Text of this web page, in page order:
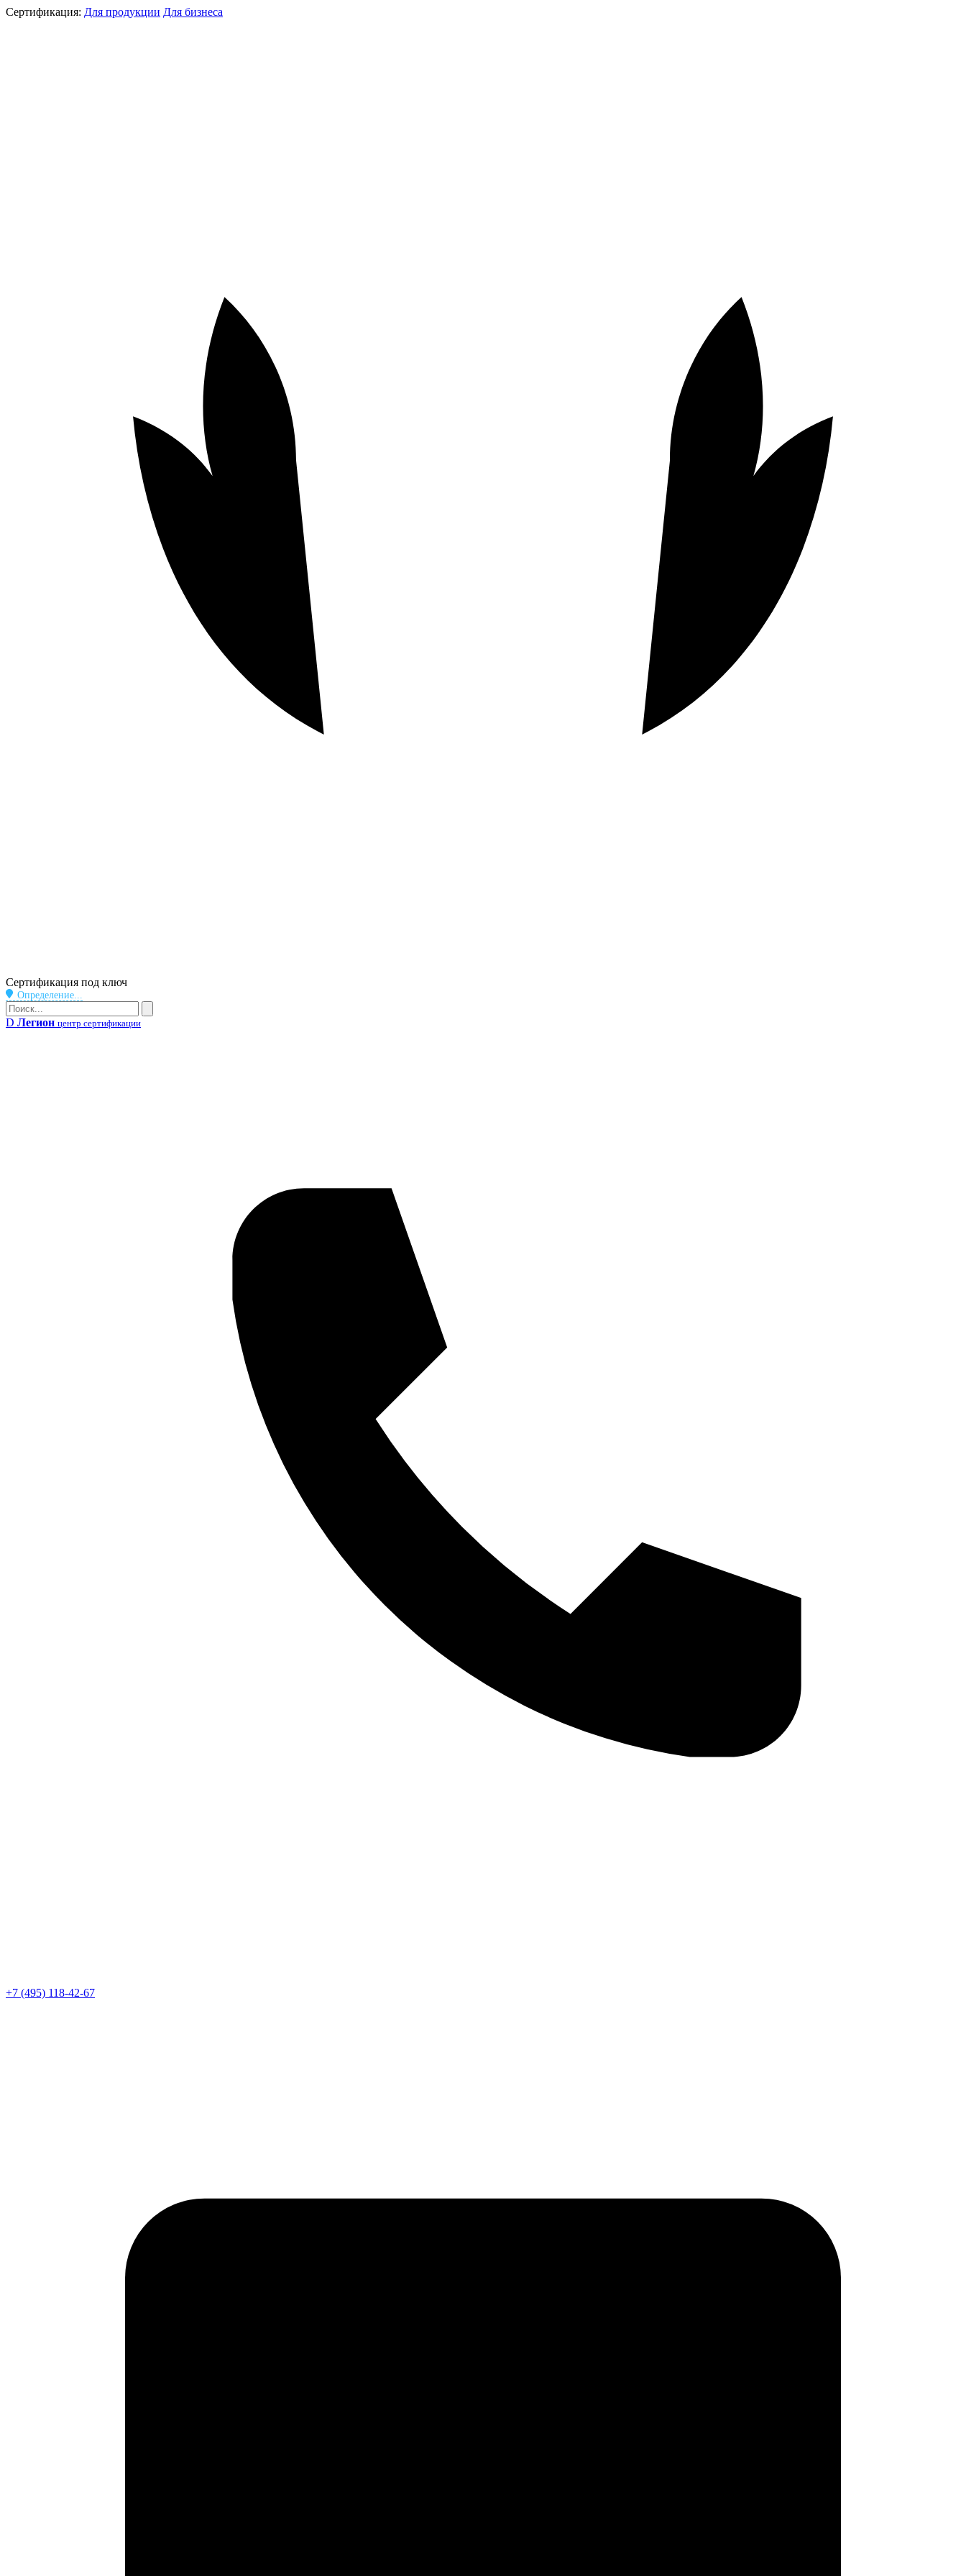
Сертификация: Для продукции Для бизнеса
Бейдж
Сертификация под ключ
Определение...
Поиск
Поиск
D Легион центр сертификации
Телефон
+7 (495) 118-42-67